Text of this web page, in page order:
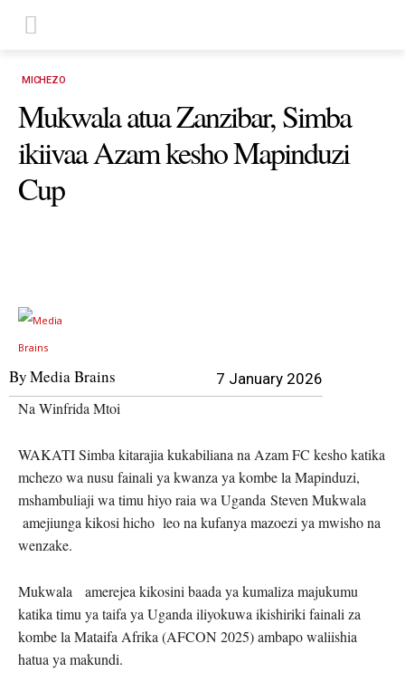
MICHEZO
Mukwala atua Zanzibar, Simba
ikiivaa Azam kesho Mapinduzi
Cup
ByMedia Brains 7 January 2026
Na Winfrida Mtoi
WAKATI Simba kitarajia kukabiliana na Azam FC kesho katika
mchezo wa nusu fainali ya kwanza ya kombe la Mapinduzi,
mshambuliaji wa timu hiyo raia wa Uganda Steven Mukwala
amejiunga kikosi hicho leo na kufanya mazoezi ya mwisho na
wenzake.
Mukwala amerejea kikosini baada ya kumaliza majukumu
katika timu ya taifa ya Uganda iliyokuwa ikishiriki fainali za
kombe la Mataifa Afrika (AFCON 2025) ambapo waliishia
hatua ya makundi.